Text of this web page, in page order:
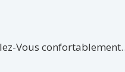
Vous